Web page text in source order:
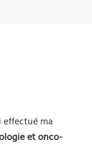
effectué ma
et onco-